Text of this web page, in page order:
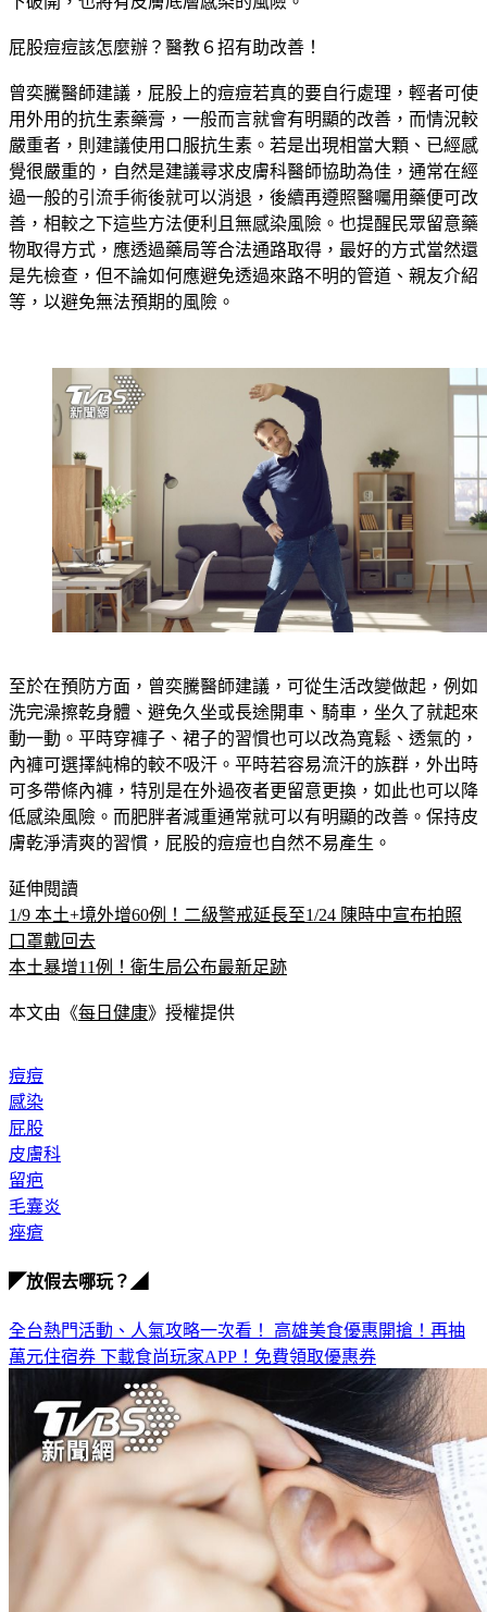
屁股痘痘該怎麼辦？醫教６招有助改善！
曾奕騰醫師建議，屁股上的痘痘若真的要自行處理，輕者可使
用外用的抗生素藥膏，一般而言就會有明顯的改善，而情況較
嚴重者，則建議使用口服抗生素。若是出現相當大顆、已經感
覺很嚴重的，自然是建議尋求皮膚科醫師協助為佳，通常在經
過一般的引流手術後就可以消退，後續再遵照醫囑用藥便可改
善，相較之下這些方法便利且無感染風險。也提醒民眾留意藥
物取得方式，應透過藥局等合法通路取得，最好的方式當然還
是先檢查，但不論如何應避免透過來路不明的管道、親友介紹
等，以避免無法預期的風險。
至於在預防方面，曾奕騰醫師建議，可從生活改變做起，例如
洗完澡擦乾身體、避免久坐或長途開車、騎車，坐久了就起來
動一動。平時穿褲子、裙子的習慣也可以改為寬鬆、透氣的，
內褲可選擇純棉的較不吸汗。平時若容易流汗的族群，外出時
可多帶條內褲，特別是在外過夜者更留意更換，如此也可以降
低感染風險。而肥胖者減重通常就可以有明顯的改善。保持皮
膚乾淨清爽的習慣，屁股的痘痘也自然不易產生。
延伸閱讀
1/9 本土+境外增60例！二級警戒延長至1/24 陳時中宣布拍照
口罩戴回去
本土暴增11例！衛生局公布最新足跡
本文由《每日健康》授權提供
痘痘
感染
屁股
皮膚科
留疤
毛囊炎
痤瘡
◤放假去哪玩？◢
全台熱門活動、人氣攻略一次看！ 高雄美食優惠開搶！再抽
萬元住宿券 下載食尚玩家APP！免費領取優惠券